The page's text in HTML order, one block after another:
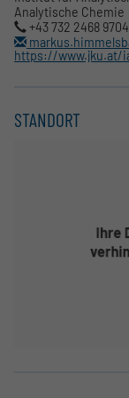
Analytische Chemie
+43 732 2468 9704
https://www.jku.at/
STANDORT